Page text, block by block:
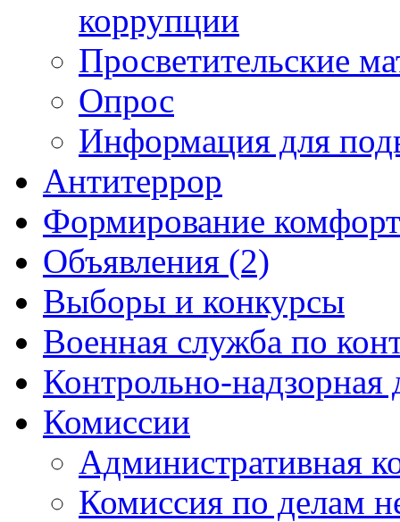
коррупции
Просветительские
Опрос
Информация для
Антитеррор
Формирование
Объявления (2)
Выборы и конкурсы
Военная служба по
Контрольно-надзорная
Комиссии
Административная
Комиссия по делам